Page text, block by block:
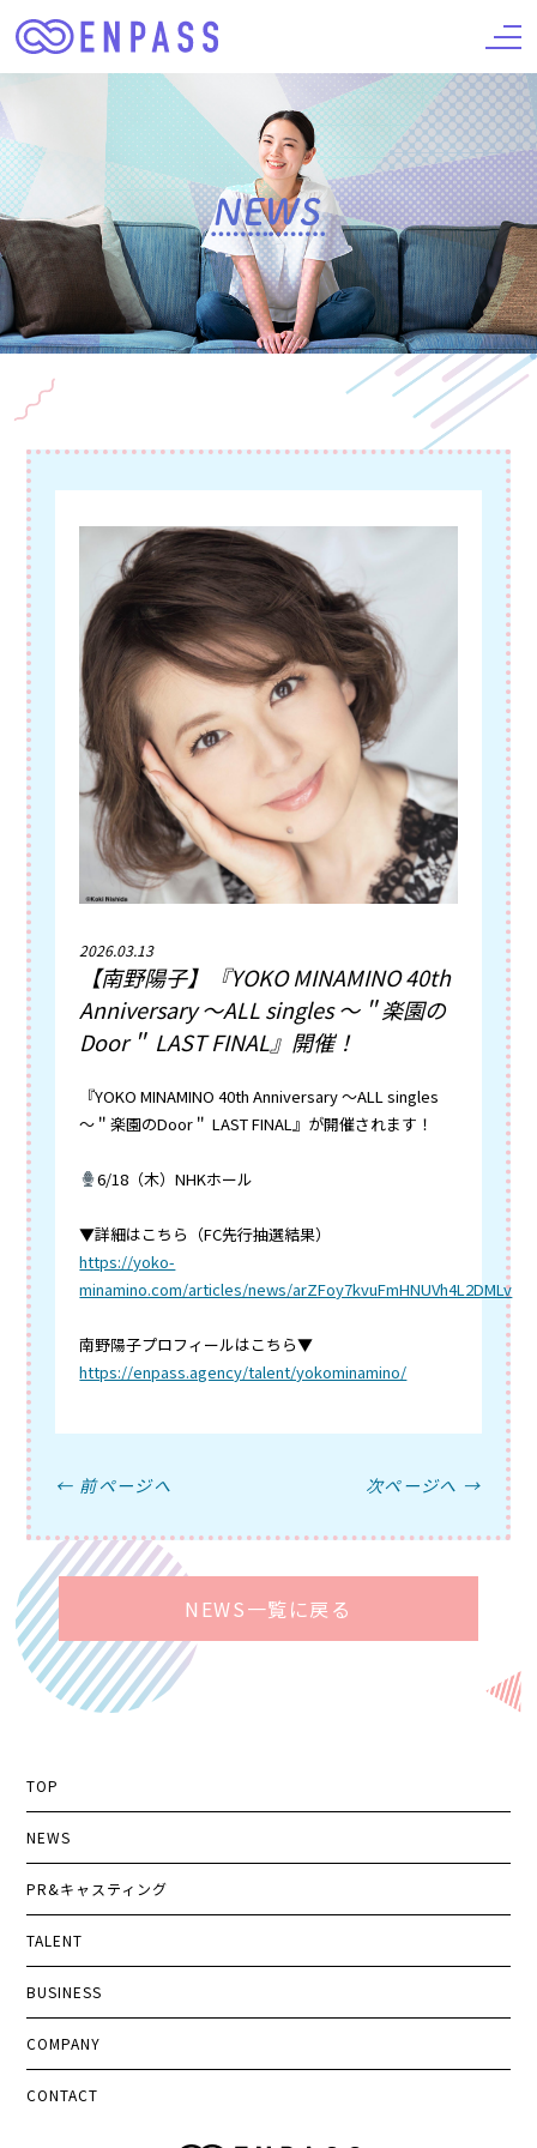
2026.03.13
【南野陽子】『YOKO MINAMINO 40th
Anniversary 〜ALL singles 〜＂楽園の
Door＂ LAST FINAL』開催！
『YOKO MINAMINO 40th Anniversary 〜ALL singles
〜＂楽園のDoor＂ LAST FINAL』が開催されます！
6/18（木）NHKホール
▼詳細はこちら（FC先行抽選結果）
https://yoko-
minamino.com/articles/news/arZFoy7kvuFmHNUVh4L2DMLv
南野陽子プロフィールはこちら▼
https://enpass.agency/talent/yokominamino/
← 前ページへ 次ページへ →
NEWS一覧に戻る
TOP
NEWS
PR&キャスティング
TALENT
BUSINESS
COMPANY
CONTACT